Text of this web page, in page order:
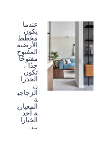
عندما
يكون
مخطط
الأرضية
المفتوح
مفتوحًا
جدًا ،
تكون
الجدرا
ن
الزجاجي
ة
المعياري
ة أحد
الخيارا
ت.